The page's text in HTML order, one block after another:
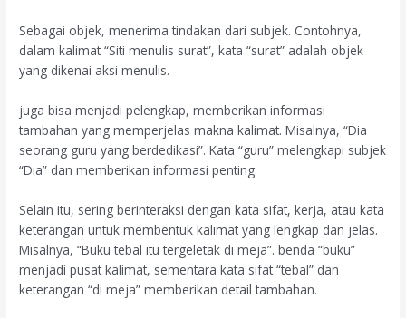
Sebagai objek, menerima tindakan dari subjek. Contohnya,
dalam kalimat “Siti menulis surat”, kata “surat” adalah objek
yang dikenai aksi menulis.
juga bisa menjadi pelengkap, memberikan informasi
tambahan yang memperjelas makna kalimat. Misalnya, “Dia
seorang guru yang berdedikasi”. Kata “guru” melengkapi subjek
“Dia” dan memberikan informasi penting.
Selain itu, sering berinteraksi dengan kata sifat, kerja, atau kata
keterangan untuk membentuk kalimat yang lengkap dan jelas.
Misalnya, “Buku tebal itu tergeletak di meja”. benda “buku”
menjadi pusat kalimat, sementara kata sifat “tebal” dan
keterangan “di meja” memberikan detail tambahan.